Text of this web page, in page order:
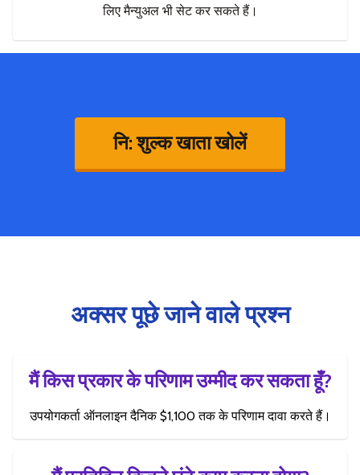
लिए मैन्युअल भी सेट कर सकते हैं।
नि: शुल्क खाता खोलें
अक्सर पूछे जाने वाले प्रश्न
मैं किस प्रकार के परिणाम उम्मीद कर सकता हूँ?
उपयोगकर्ता ऑनलाइन दैनिक $1,100 तक के परिणाम दावा करते हैं।